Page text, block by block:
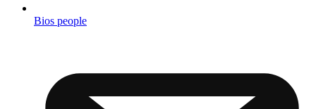
Bios people